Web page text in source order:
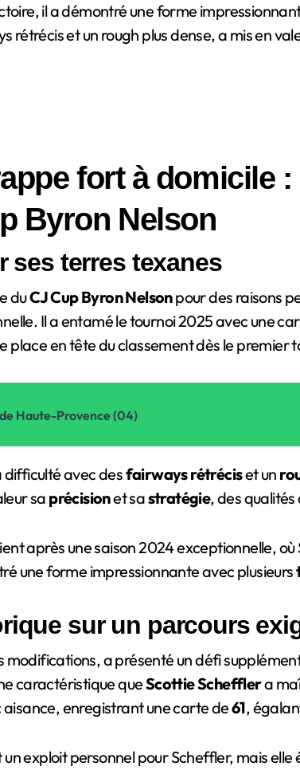
il a démontré une forme
et un rough plus dense, a mis en
fort à domicile
Byron Nelson
ses terres texanes
duCJ Cup Byron Nelsonpour des raisons
Il a entamé le tournoi 2025 avec une
place en tête du classement dès le
Haute-Provence (04)
avec desfairways rétréciset un
sa précisionet sastratégie, des
après une saison 2024 exceptionnelle,
une forme impressionnante avec plusieurs
sur un parcours
modifications, a présenté un défi
caractéristique queScottie Schefflera
aisance, enregistrant une carte de61,
exploit personnel pour Scheffler, mais